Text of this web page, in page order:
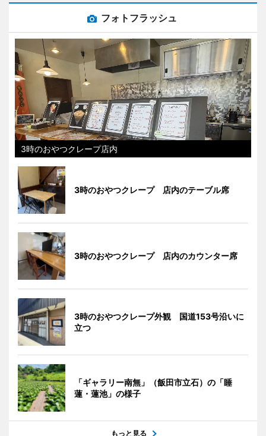
フォトフラッシュ
3時のおやつクレープ店内
3時のおやつクレープ 店内のテーブル席
3時のおやつクレープ 店内のカウンター席
3時のおやつクレープ外観 国道153号沿いに
立つ
「ギャラリー南無」（飯田市立石）の「睡
蓮・蓮池」の様子
もっと見る